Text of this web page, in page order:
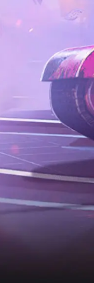
者
世界闪击战